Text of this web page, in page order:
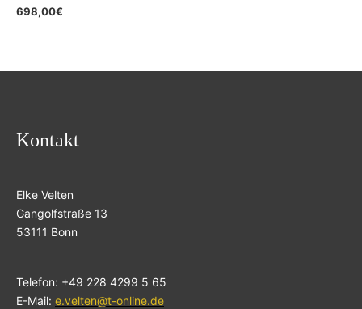
698,00€
Kontakt
Elke Velten
Gangolfstraße 13
53111 Bonn
Telefon: +49 228 4299 5 65
E-Mail: e.velten@t-online.de